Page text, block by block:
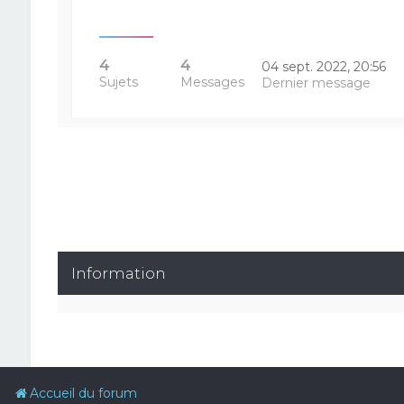
4
Sujets
4
Messages
04 sept. 2022, 20:56
Dernier message
Information
Accueil du forum